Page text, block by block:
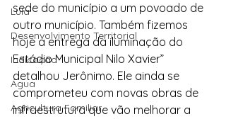
Lula
Desenvolvimento Territorial
Indicação
Água
Agricultura Familiar
sede do município a um povoado de
outro município. Também fizemos
hoje a entrega da iluminação do
Estádio Municipal Nilo Xavier”
detalhou Jerônimo. Ele ainda se
comprometeu com novas obras de
infraestrutura que vão melhorar a